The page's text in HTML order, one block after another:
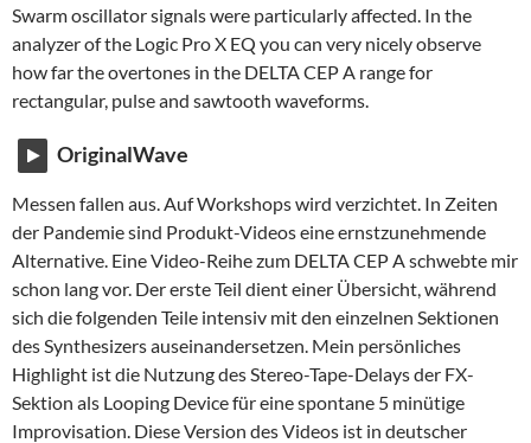
Swarm oscillator signals were particularly affected. In the
analyzer of the Logic Pro X EQ you can very nicely observe
how far the overtones in the DELTA CEP A range for
rectangular, pulse and sawtooth waveforms.
OriginalWave
Messen fallen aus. Auf Workshops wird verzichtet. In Zeiten
der Pandemie sind Produkt-Videos eine ernstzunehmende
Alternative. Eine Video-Reihe zum DELTA CEP A schwebte mir
schon lang vor. Der erste Teil dient einer Übersicht, während
sich die folgenden Teile intensiv mit den einzelnen Sektionen
des Synthesizers auseinandersetzen. Mein persönliches
Highlight ist die Nutzung des Stereo-Tape-Delays der FX-
Sektion als Looping Device für eine spontane 5 minütige
Improvisation. Diese Version des Videos ist in deutscher